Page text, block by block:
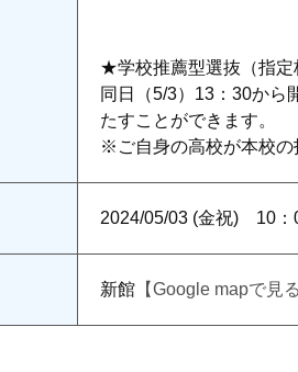
★学校推薦型選抜（指
同日（5/3）13：30から
たすことができます。
※ご自身の高校が本校の
2024/05/03 (金祝) 10：
新館 【Google mapで見る